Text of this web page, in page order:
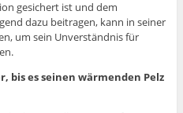
gesichert ist und dem
dazu beitragen, kann in seiner
um sein Unverständnis für
bis es seinen wärmenden Pelz